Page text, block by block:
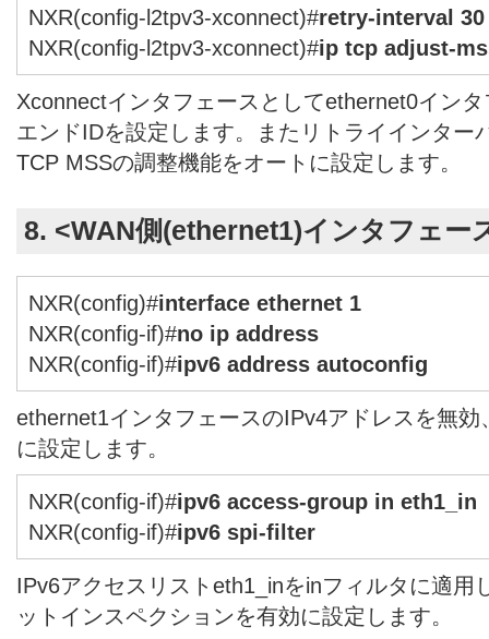
NXR(config-l2tpv3-xconnect)#retry-interval 30
NXR(config-l2tpv3-xconnect)#ip tcp adjust-
Xconnectインタフェースとしてethernet0イン
エンドIDを設定します。またリトライインター
TCP MSSの調整機能をオートに設定します。
8. <WAN側(ethernet1)インタフェー
NXR(config)#interface ethernet 1
NXR(config-if)#no ip address
NXR(config-if)#ipv6 address autoconfig
ethernet1インタフェースのIPv4アドレスを無
に設定します。
NXR(config-if)#ipv6 access-group in eth1_in
NXR(config-if)#ipv6 spi-filter
IPv6アクセスリストeth1_inをinフィルタに適用
ットインスペクションを有効に設定します。